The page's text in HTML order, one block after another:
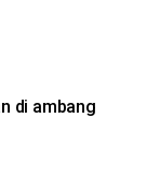
di ambang